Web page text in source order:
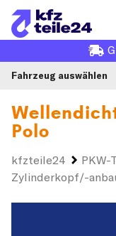
Fahrzeug auswählen
Polo
kfzteile24 PKW-
Zylinderkopf/-